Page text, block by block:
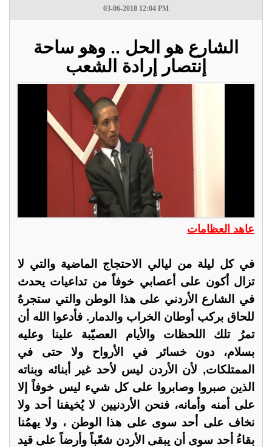
03-06-2018 12:04 PM
الشارع هو الحل .. وهو ساحة
إنتصار إرادة الشعب
عاهد العظامات
في كل ليلة من ليالي الاحتجاج الماضية والتي لا
تزال أكون على أعصابي خوفاً من تداعيات يحدث
في الشارع الأردني على هذا الوطن والتي ستجرهُ
للحاق بركب أوطان الخراب والدمار. فأدعوا الله أن
تمرُ تلك اللحظات والأيام العصيّبة علينا وعليه
بسلام، دون خسائر في الأرواح ولا حتى في
الممتلكات, لأن الأردن ليس لأحد غير أبنائه وبناته
الذين صبروا وصابروا على كل شيء ليس خوفاً إلا
على أمنه وأمانه، فنحن الأردنيين لا يُخيفنا أحد ولا
نخاف على أحد سوى على هذا الوطن ، ولا يهمُنا
بقاءُ أحد سوى أن يبقى الأردن شعّباً وأرضاً على قيد